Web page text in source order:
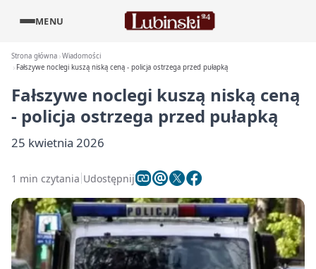
MENU
Strona główna Wiadomości
Fałszywe noclegi kuszą niską ceną - policja ostrzega przed pułapką
Fałszywe noclegi kuszą niską ceną
- policja ostrzega przed pułapką
25 kwietnia 2026
1 min czytania Udostępnij